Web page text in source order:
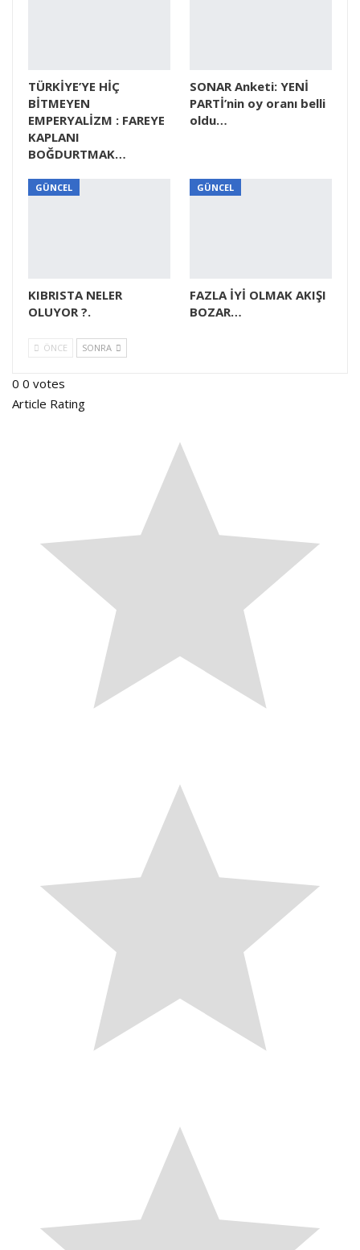
TÜRKİYE’YE HİÇ
BİTMEYEN
EMPERYALİZM : FAREYE
KAPLANI
BOĞDURTMAK…
SONAR Anketi: YENİ
PARTİ’nin oy oranı belli
oldu…
GÜNCEL
KIBRISTA NELER
OLUYOR ?.
GÜNCEL
FAZLA İYİ OLMAK AKIŞI
BOZAR…
ÖNCE SONRA
0 0 votes
Article Rating